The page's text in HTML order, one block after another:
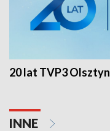
20 lat TVP3 Olsztyn
INNE